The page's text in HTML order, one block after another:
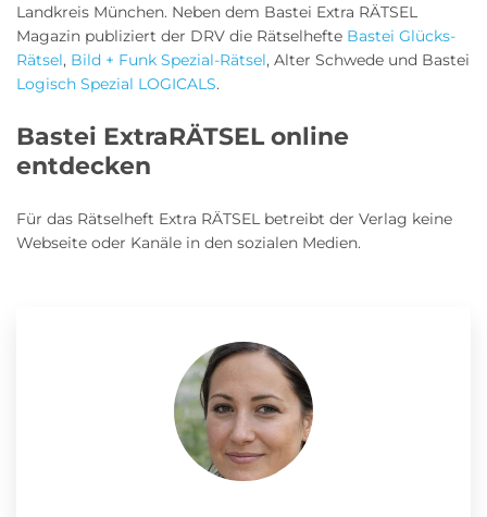
Landkreis München. Neben dem Bastei Extra RÄTSEL
Magazin publiziert der DRV die Rätselhefte Bastei Glücks-
Rätsel, Bild + Funk Spezial-Rätsel, Alter Schwede und Bastei
Logisch Spezial LOGICALS.
Bastei ExtraRÄTSEL online
entdecken
Für das Rätselheft Extra RÄTSEL betreibt der Verlag keine
Webseite oder Kanäle in den sozialen Medien.